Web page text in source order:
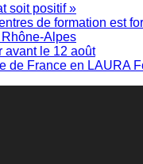
soit positif »
de formation est
Alpes
avant le 12 août
de France en LAURA